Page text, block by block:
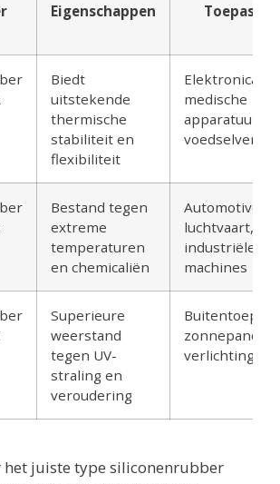
Eigenschappen
Biedt
uitstekende
thermische
stabiliteit en
flexibiliteit
Elektronica,
medische
apparatuur,
Bestand tegen
extreme
temperaturen
en chemicaliën
Automotive,
luchtvaart,
industriële
machines
Superieure
weerstand
tegen UV-
straling en
veroudering
verlichting
het juiste type siliconenrubber